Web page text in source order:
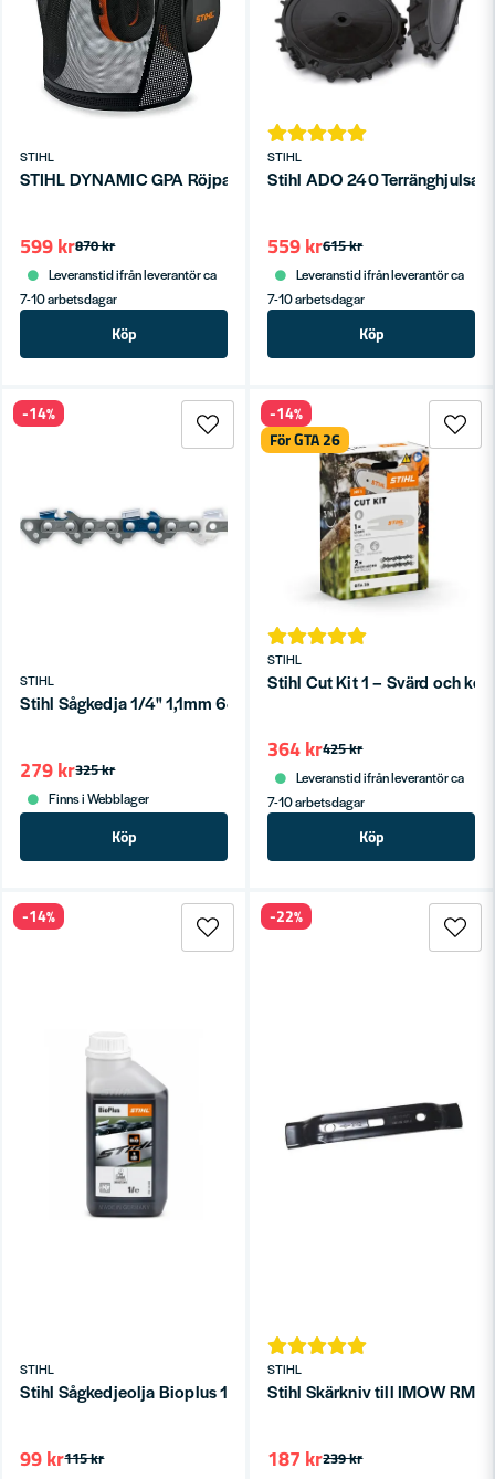
STIHL
STIHL DYNAMIC GPA Röjpaket med nätvisir i polyamid
870 kr
599 kr
Leveranstid ifrån leverantör ca
7-10 arbetsdagar
Köp
STIHL
Stihl ADO 240
615 kr
559 kr
Leveranstid ifrån leverantör ca
7-10 arbetsdagar
Köp
STIHL
Stihl Sågkedja 1/4" 1,1mm 64 länkar PM3
325 kr
279 kr
Finns i Webblager
Köp
-14%
STIHL
Stihl Cut Kit 1 – Svärd och
425 kr
364 kr
Leveranstid ifrån leverantör ca
7-10 arbetsdagar
Köp
-14%
För GTA 26
STIHL
Stihl Sågkedjeolja Bioplus 1L
115 kr
99 kr
-14%
STIHL
239 kr
187 kr
-22%